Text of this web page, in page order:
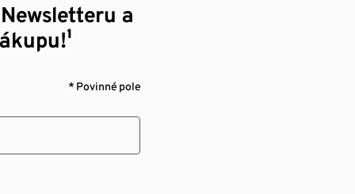
a
* Povinné pole